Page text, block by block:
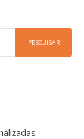
PESQUISAR